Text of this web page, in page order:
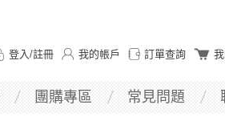
登入/註冊 我的帳戶 訂單查詢
團購專區 常見問題